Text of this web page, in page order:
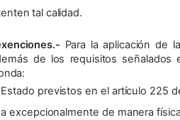
tal calidad.
Para la aplicación de
de los requisitos
previstos en el artículo 225
excepcionalmente de manera